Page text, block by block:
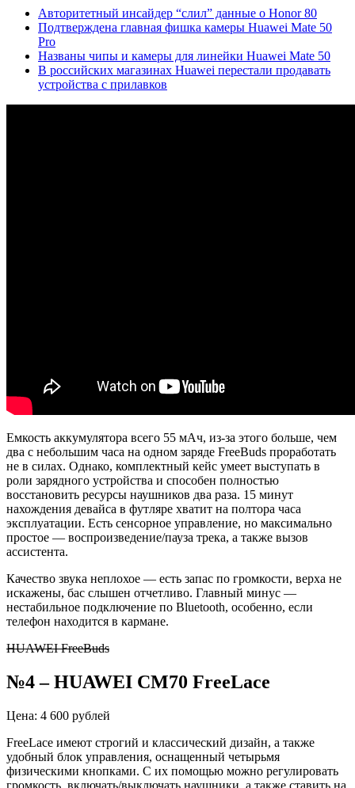
Авторитетный инсайдер “слил” данные о Honor 80
Подтверждена главная фишка камеры Huawei Mate 50
Pro
Названы чипы и камеры для линейки Huawei Mate 50
В российских магазинах Huawei перестали продавать
устройства с прилавков
Емкость аккумулятора всего 55 мАч, из-за этого больше, чем
два с небольшим часа на одном заряде FreeBuds проработать
не в силах. Однако, комплектный кейс умеет выступать в
роли зарядного устройства и способен полностью
восстановить ресурсы наушников два раза. 15 минут
нахождения девайса в футляре хватит на полтора часа
эксплуатации. Есть сенсорное управление, но максимально
простое — воспроизведение/пауза трека, а также вызов
ассистента.
Качество звука неплохое — есть запас по громкости, верха не
искажены, бас слышен отчетливо. Главный минус —
нестабильное подключение по Bluetooth, особенно, если
телефон находится в кармане.
HUAWEI FreeBuds
№4–HUAWEI CM70 FreeLace
Цена: 4 600 рублей
FreeLace имеют строгий и классический дизайн, а также
удобный блок управления, оснащенный четырьмя
физическими кнопками. С их помощью можно регулировать
громкость, включать/выключать наушники, а также ставить на